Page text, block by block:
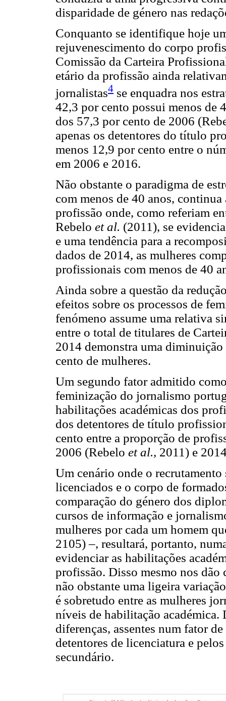
disparidade de género nas
Conquanto se identifique hoje
rejuvenescimento do corpo
Comissão da Carteira
etário da profissão ainda
jornalistas4 se enquadra nos
42,3 por cento possui menos de
dos 57,3 por cento de 2006
apenas os detentores do título
menos 12,9 por cento entre o
em 2006 e 2016.
Não obstante o paradigma de
com menos de 40 anos,
profissão onde, como referiam
Rebelo et al. (2011), se
e uma tendência para a
dados de 2014, as mulheres
profissionais com menos de 40
Ainda sobre a questão da
efeitos sobre os processos de
fenómeno assume uma relativa
entre o total de titulares de
2014 demonstra uma
cento de mulheres.
Um segundo fator admitido
feminização do jornalismo
habilitações académicas dos
dos detentores de título
cento entre a proporção de
2006 (Rebelo et al., 2011) e
Um cenário onde o
licenciados e o corpo de
comparação do género dos
cursos de informação e
mulheres por cada um homem
2105) –, resultará, portanto,
evidenciar as habilitações
profissão. Disso mesmo nos dão
não obstante uma ligeira
é sobretudo entre as mulheres
níveis de habilitação académica.
diferenças, assentes num fator
detentores de licenciatura e
secundário.